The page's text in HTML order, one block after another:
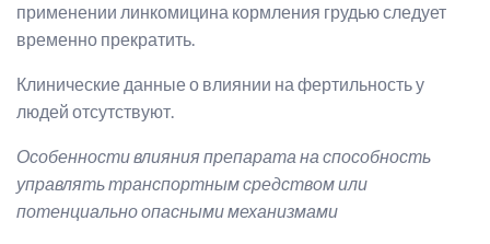
применении линкомицина кормления грудью следует
временно прекратить.
Клинические данные о влиянии на фертильность у
людей отсутствуют.
Особенности влияния препарата на способность
управлять транспортным средством или
потенциально опасными механизмами